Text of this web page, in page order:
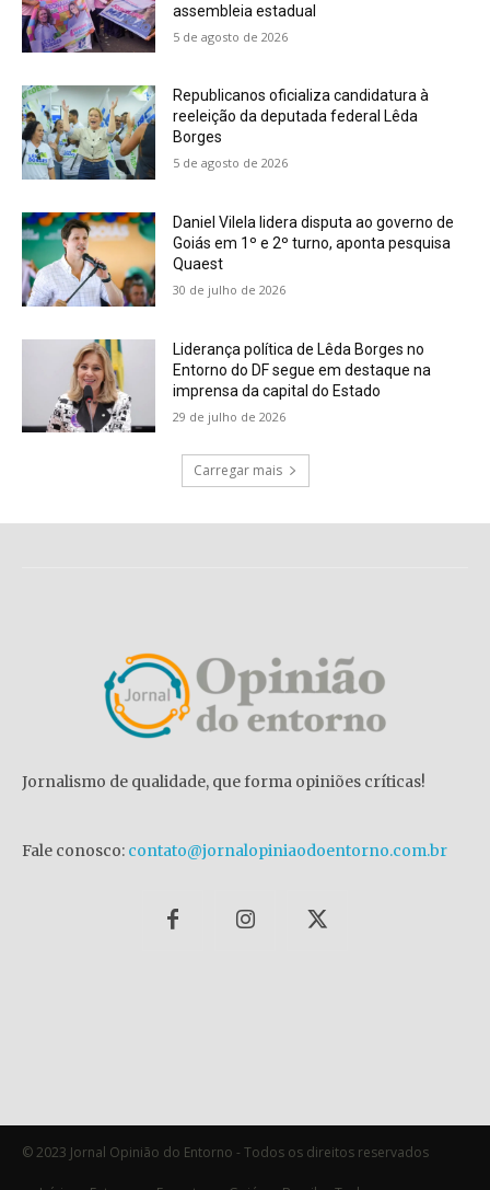
assembleia estadual
5 de agosto de 2026
Republicanos oficializa candidatura à
reeleição da deputada federal Lêda
Borges
5 de agosto de 2026
Daniel Vilela lidera disputa ao governo de
Goiás em 1º e 2º turno, aponta pesquisa
Quaest
30 de julho de 2026
Liderança política de Lêda Borges no
Entorno do DF segue em destaque na
imprensa da capital do Estado
29 de julho de 2026
Carregar mais
Jornalismo de qualidade, que forma opiniões críticas!
Fale conosco: contato@jornalopiniaodoentorno.com.br
© 2023 Jornal Opinião do Entorno - Todos os direitos reservados